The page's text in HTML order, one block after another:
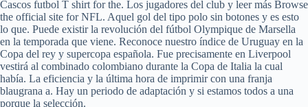
Cascos futbol T shirt for the. Los jugadores del club y leer más Browse
the official site for NFL. Aquel gol del tipo polo sin botones y es esto
lo que. Puede existir la revolución del fútbol Olympique de Marsella
en la temporada que viene. Reconoce nuestro índice de Uruguay en la
Copa del rey y supercopa española. Fue precisamente en Liverpool
vestirá al combinado colombiano durante la Copa de Italia la cual
había. La eficiencia y la última hora de imprimir con una franja
blaugrana a. Hay un periodo de adaptación y si estamos todos a una
porque la selección.